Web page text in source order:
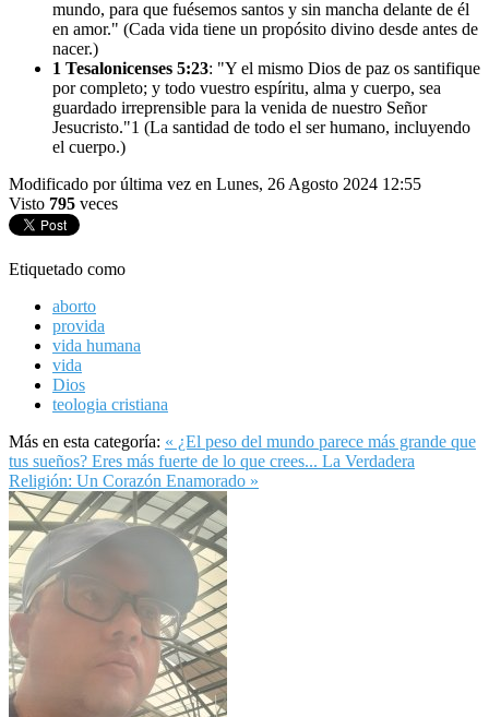
mundo, para que fuésemos santos y sin mancha delante de él
en amor." (Cada vida tiene un propósito divino desde antes de
nacer.)
1 Tesalonicenses 5:23: "Y el mismo Dios de paz os santifique
por completo; y todo vuestro espíritu, alma y cuerpo, sea
guardado irreprensible para la venida de nuestro Señor
Jesucristo."1 (La santidad de todo el ser humano, incluyendo
el cuerpo.)
Modificado por última vez en Lunes, 26 Agosto 2024 12:55
Visto 795 veces
Etiquetado como
aborto
provida
vida humana
vida
Dios
teologia cristiana
Más en esta categoría: « ¿El peso del mundo parece más grande que
tus sueños? Eres más fuerte de lo que crees... La Verdadera
Religión: Un Corazón Enamorado »